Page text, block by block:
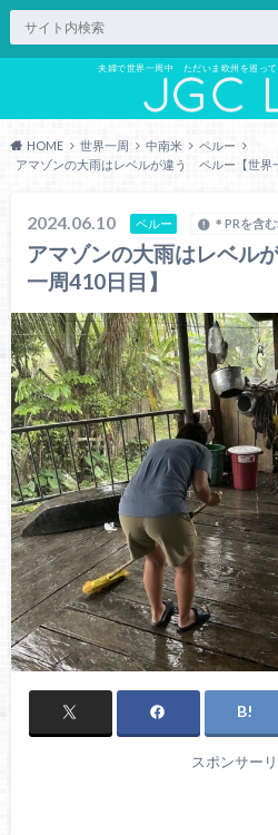
夫婦で世界一周中 ただいま欧州を巡っ
HOME 世界一周 中南米
ペルー
アマゾンの大雨はレベルが違う ペルー【世界
2024.06.10 ペルー ＊PRを含
アマゾンの大雨はレベル
一周410日目】
スポンサー